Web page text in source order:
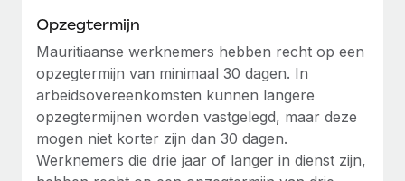
Secundaire arbeidsvoorwaarden
Eenvoudig secundaire arbeidsvoorwaarden
beheren
Productupdates van Remote: Gusto- en Xero-
integraties en Contractor Management Plus
Het blijft de missie van Remote om alle soorten bedrijven
te helpen bij het aannemen, beheren en...
Opzegtermijn
Mauritiaanse werknemers hebben recht op een
opzegtermijn van minimaal 30 dagen. In
arbeidsovereenkomsten kunnen langere
opzegtermijnen worden vastgelegd, maar deze
mogen niet korter zijn dan 30 dagen.
Werknemers die drie jaar of langer in dienst zijn,